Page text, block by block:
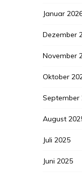
Januar
Dezember
November
Oktober
September
August
Juli 2025
Juni 2025